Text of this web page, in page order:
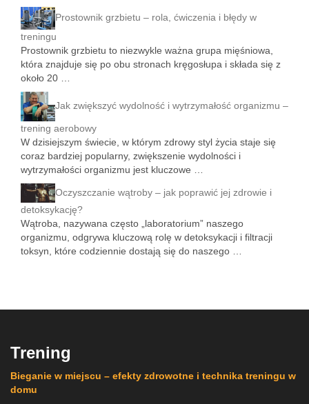
Prostownik grzbietu – rola, ćwiczenia i błędy w
treningu
Prostownik grzbietu to niezwykle ważna grupa mięśniowa,
która znajduje się po obu stronach kręgosłupa i składa się z
około 20 …
Jak zwiększyć wydolność i wytrzymałość organizmu –
trening aerobowy
W dzisiejszym świecie, w którym zdrowy styl życia staje się
coraz bardziej popularny, zwiększenie wydolności i
wytrzymałości organizmu jest kluczowe …
Oczyszczanie wątroby – jak poprawić jej zdrowie i
detoksykację?
Wątroba, nazywana często „laboratorium” naszego
organizmu, odgrywa kluczową rolę w detoksykacji i filtracji
toksyn, które codziennie dostają się do naszego …
Trening
Bieganie w miejscu – efekty zdrowotne i technika treningu w
domu